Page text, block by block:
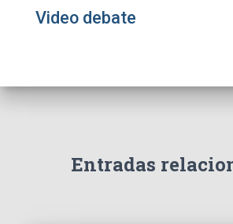
Video debate
Entradas